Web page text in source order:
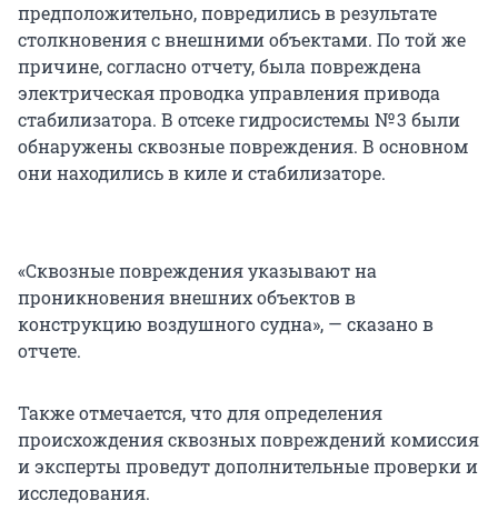
предположительно, повредились в результате
столкновения с внешними объектами. По той же
причине, согласно отчету, была повреждена
электрическая проводка управления привода
стабилизатора. В отсеке гидросистемы № 3 были
обнаружены сквозные повреждения. В основном
они находились в киле и стабилизаторе.
«Сквозные повреждения указывают на
проникновения внешних объектов в
конструкцию воздушного судна», — сказано в
отчете.
Также отмечается, что для определения
происхождения сквозных повреждений комиссия
и эксперты проведут дополнительные проверки и
исследования.